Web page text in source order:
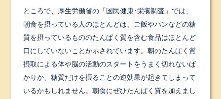
ところで、厚生労働省の「国民健康･栄養調査」では、
朝食を摂っている人のほとんどは、ご飯やパンなどの糖
質を摂っているもののたんぱく質を含む食品はほとんど
口にしていないことが示されています。朝のたんぱく質
摂取による体や脳の活動のスタートをうまく切れないば
かりか、糖質だけを摂ることの逆効果が起きてしまって
いるかもしれません。朝食にぜひたんぱく質を加えまし